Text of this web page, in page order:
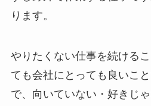
ります。
やりたくない仕事を続ける
ても会社にとっても良いこ
で、向いていない・好きじ